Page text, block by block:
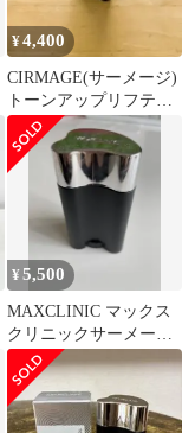
¥4,400
CIRMAGE(サーメージ)
トーンアップリフティ
ングバーム
¥5,500
MAXCLINIC マックス
クリニックサーメージ
トーンアップリフティ
ングバーム